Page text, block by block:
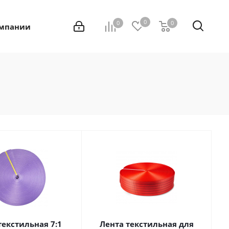
0 0 0
0
7:1 Лента текстильная для